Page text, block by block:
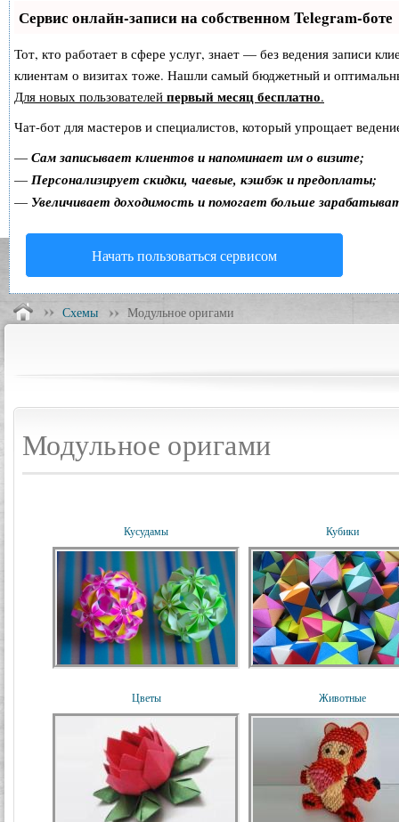
Сервис онлайн-записи на собственном Telegram-боте
Тот, кто работает в сфере услуг, знает — без ведения записи
клиентам о визитах тоже. Нашли самый бюджетный и
Для новых пользователей первый месяц бесплатно.
Чат-бот для мастеров и специалистов, который упрощает
— Сам записывает клиентов и напоминает им о визите;
— Персонализирует скидки, чаевые, кэшбэк и предоплаты;
— Увеличивает доходимость и помогает больше
Начать пользоваться сервисом
Схемы Модульное оригами
Модульное оригами
Кусудамы Кубики
Цветы Животные